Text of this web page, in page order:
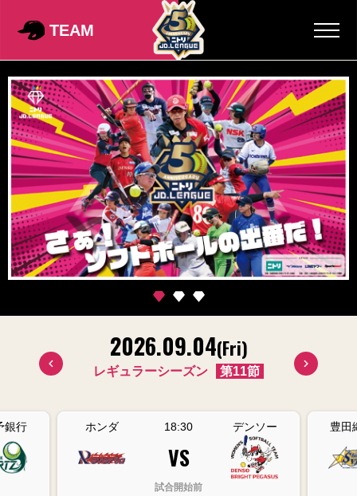
TEAM
2026.09.04(Fri)
レギュラーシーズン 第11節
銀行 ホンダ 18:30 デンソー
VS
試合開始前
豊田